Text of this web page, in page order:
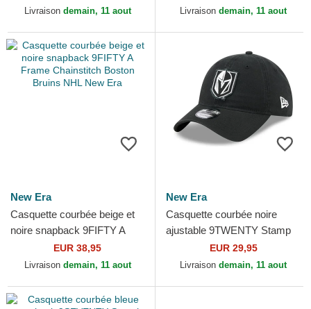
New Era
Livraison demain, 11 aout
NHL New Era
Livraison demain, 11 aout
New Era
Casquette courbée beige et
noire snapback 9FIFTY A
Frame Chainstitch Boston
Bruins NHL New Era
EUR 38,95
Livraison demain, 11 aout
New Era
Casquette courbée noire
ajustable 9TWENTY Stamp
Vegas Golden Knights NHL
New Era
EUR 29,95
Livraison demain, 11 aout